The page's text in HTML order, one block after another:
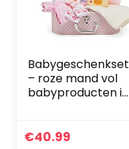
Babygeschenkset
– roze mand vol
babyproducten in
€40.99